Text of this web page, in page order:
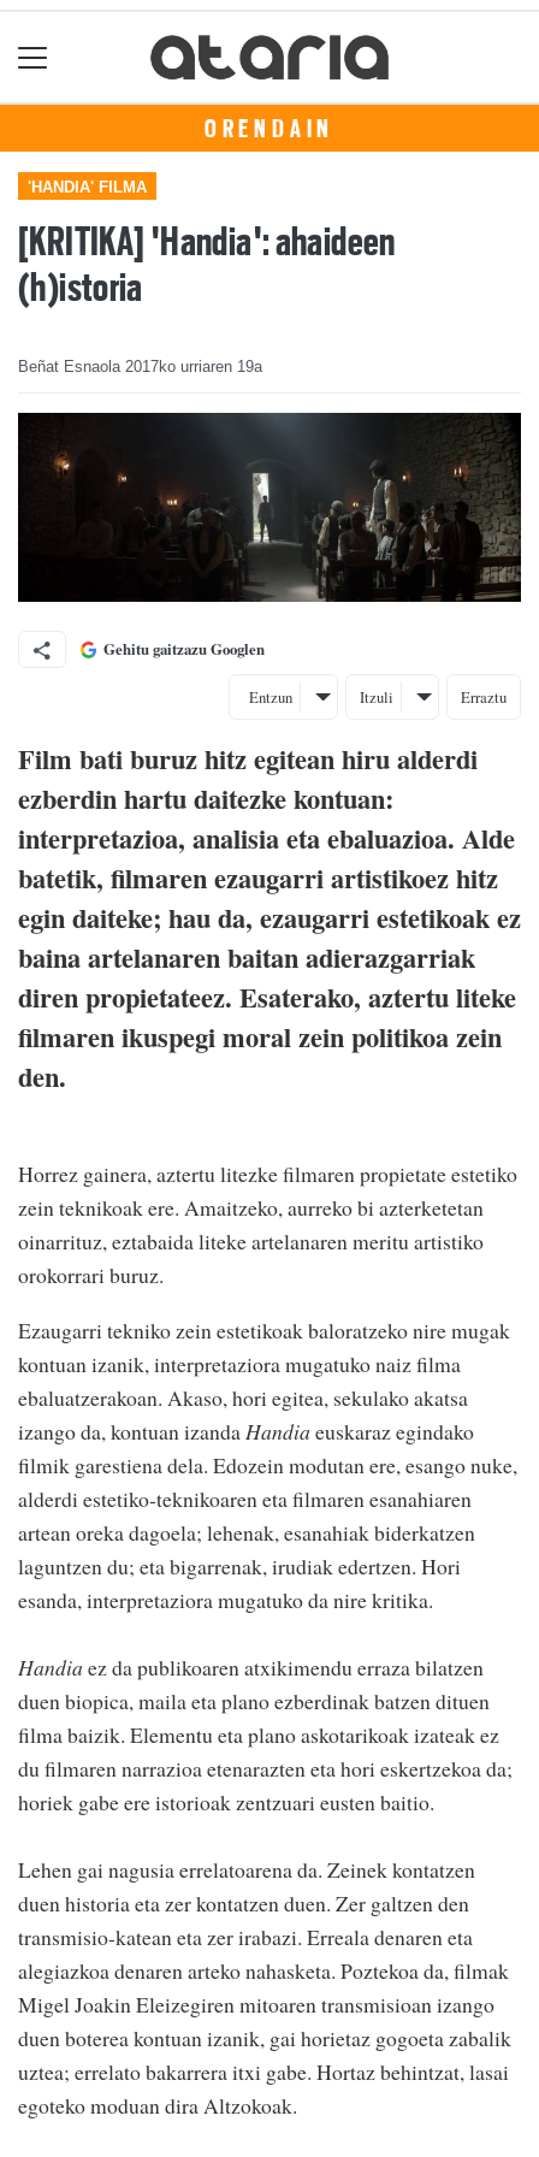
ORENDAIN
'HANDIA' FILMA
[KRITIKA] 'Handia': ahaideen
(h)istoria
Beñat Esnaola 2017ko urriaren 19a
Gehitu gaitzazu Googlen
Entzun Itzuli Erraztu
Film bati buruz hitz egitean hiru alderdi
ezberdin hartu daitezke kontuan:
interpretazioa, analisia eta ebaluazioa. Alde
batetik, filmaren ezaugarri artistikoez hitz
egin daiteke; hau da, ezaugarri estetikoak ez
baina artelanaren baitan adierazgarriak
diren propietateez. Esaterako, aztertu liteke
filmaren ikuspegi moral zein politikoa zein
den.
Horrez gainera, aztertu litezke filmaren propietate estetiko
zein teknikoak ere. Amaitzeko, aurreko bi azterketetan
oinarrituz, eztabaida liteke artelanaren meritu artistiko
orokorrari buruz.
Ezaugarri tekniko zein estetikoak baloratzeko nire mugak
kontuan izanik, interpretaziora mugatuko naiz filma
ebaluatzerakoan. Akaso, hori egitea, sekulako akatsa
izango da, kontuan izanda Handia euskaraz egindako
filmik garestiena dela. Edozein modutan ere, esango nuke,
alderdi estetiko-teknikoaren eta filmaren esanahiaren
artean oreka dagoela; lehenak, esanahiak biderkatzen
laguntzen du; eta bigarrenak, irudiak edertzen. Hori
esanda, interpretaziora mugatuko da nire kritika.
Handia ez da publikoaren atxikimendu erraza bilatzen
duen biopica, maila eta plano ezberdinak batzen dituen
filma baizik. Elementu eta plano askotarikoak izateak ez
du filmaren narrazioa etenarazten eta hori eskertzekoa da;
horiek gabe ere istorioak zentzuari eusten baitio.
Lehen gai nagusia errelatoarena da. Zeinek kontatzen
duen historia eta zer kontatzen duen. Zer galtzen den
transmisio-katean eta zer irabazi. Erreala denaren eta
alegiazkoa denaren arteko nahasketa. Poztekoa da, filmak
Migel Joakin Eleizegiren mitoaren transmisioan izango
duen boterea kontuan izanik, gai horietaz gogoeta zabalik
uztea; errelato bakarrera itxi gabe. Hortaz behintzat, lasai
egoteko moduan dira Altzokoak.